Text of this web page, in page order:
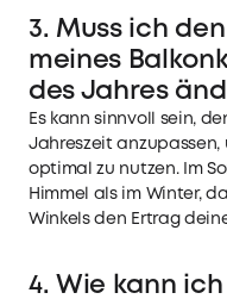
3. Muss ich
meines
des Jahres
Es kann sinnvoll sein,
Jahreszeit anzupassen,
optimal zu nutzen. Im
Himmel als im Winter,
Winkels den Ertrag
4. Wie kann